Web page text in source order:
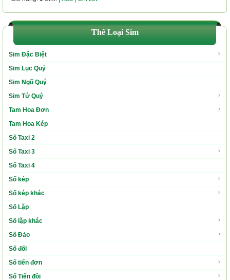
Thể Loại Sim
Sim Đặc Biệt
Sim Lục Quý
Sim Ngũ Quý
Sim Tứ Quý
Tam Hoa Đơn
Tam Hoa Kép
Số Taxi 2
Số Taxi 3
Số Taxi 4
Số kép
Số kép khác
Số Lặp
Số lặp khác
Số Đảo
Số đối
Số tiến đơn
Số Tiến đôi